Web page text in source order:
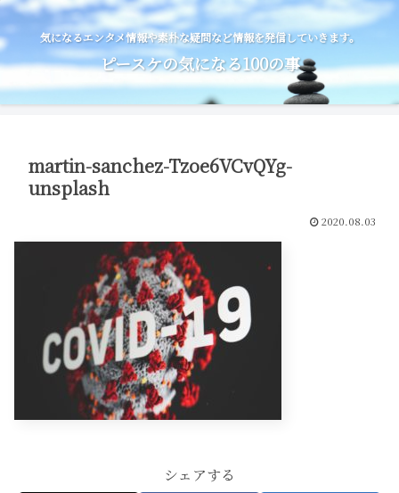
気になるエンタメ情報や素朴な疑問など情報を発信していきます。
ピースケの気になる100の事
martin-sanchez-Tzoe6VCvQYg-
unsplash
2020.08.03
シェアする